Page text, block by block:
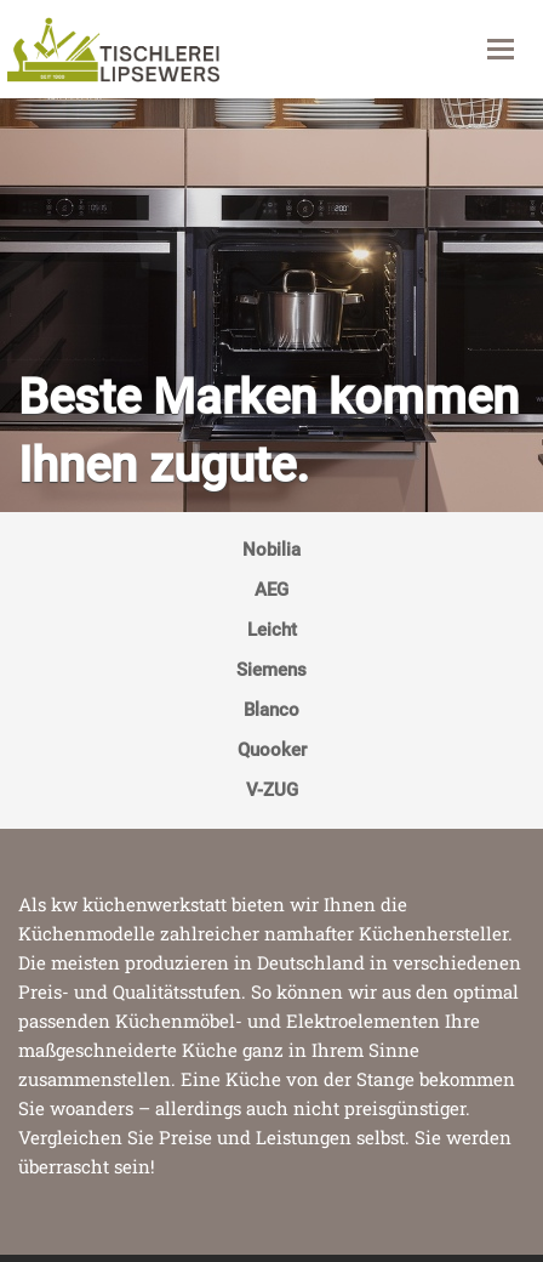
Beste Marken kommen
Ihnen zugute.
Nobilia
AEG
Leicht
Siemens
Blanco
Quooker
V-ZUG
Als kw küchenwerkstatt bieten wir Ihnen die
Küchenmodelle zahlreicher namhafter Küchenhersteller.
Die meisten produzieren in Deutschland in verschiedenen
Preis- und Qualitätsstufen. So können wir aus den optimal
passenden Küchenmöbel- und Elektroelementen Ihre
maßgeschneiderte Küche ganz in Ihrem Sinne
zusammenstellen. Eine Küche von der Stange bekommen
Sie woanders – allerdings auch nicht preisgünstiger.
Vergleichen Sie Preise und Leistungen selbst. Sie werden
überrascht sein!